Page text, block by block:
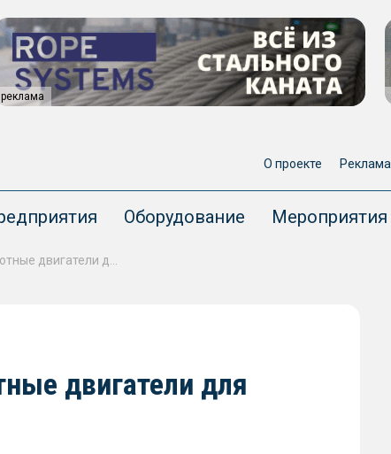
реклама
О проекте Реклама
Оборудование Мероприятия
двигатели для